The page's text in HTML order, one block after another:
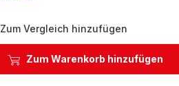
Zum Vergleich hinzufügenJamie
Oliver
Cook
Zum Warenkorb hinzufügen